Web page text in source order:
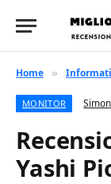
Home »
MONITOR
Yashi